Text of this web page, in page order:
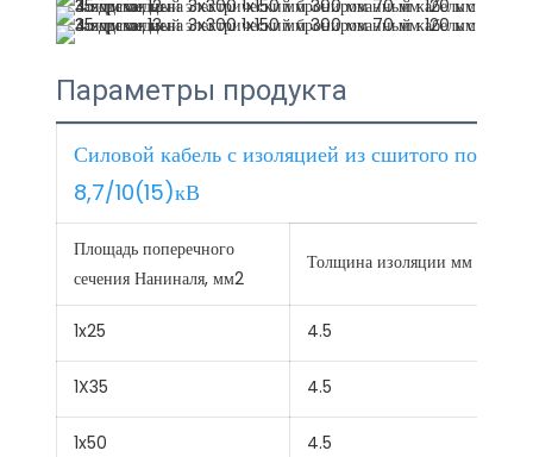
Параметры продукта
Силовой кабель с изоляцией из сшитого
8,7/10(15)кВ
Площадь поперечного
сечения Наниналя, мм2
Толщина изоляции мм
1x25 4.5
1X35 4.5
1x50 4.5